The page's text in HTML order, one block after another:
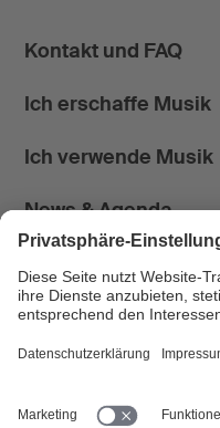
Kontakt und FAQ
Ich erschaffe Musik
Ich verwende Musik
News & Agenda